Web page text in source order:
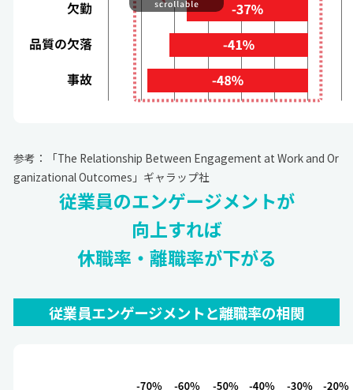
参考：「The Relationship Between Engagement at Work and Or
ganizational Outcomes」 ギャラップ社
従業員のエンゲージメントが
向上すれば
休職率・離職率が下がる
従業員エンゲージメントと離職率の相関